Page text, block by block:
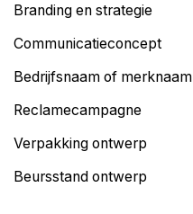
Branding en strategie
Communicatieconcept
Bedrijfsnaam of merknaam
Reclamecampagne
Verpakking ontwerp
Beursstand ontwerp